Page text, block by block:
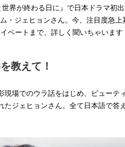
界が終わる日に』で日本ドラマ初
・ジェヒョンさん。今、注目度急上
ベートまで、詳しく聞いちゃいます
教えて！
現場でのウラ話をはじめ、ビューテ
たジェヒョンさん。全て日本語で答